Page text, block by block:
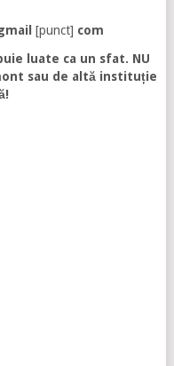
[punct] com
luate ca un sfat. NU
sau de altă instituție